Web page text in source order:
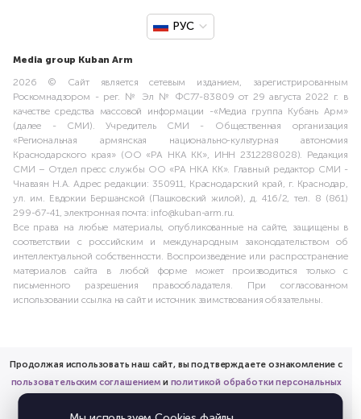
РУС
Media group Kuban Arm
2026 © Сайт является сетевым изданием, зарегистрированным
Роскомнадзором - рег. № Эл № ФС77-83809 от 29 августа 2022 г. в
качестве средства массовой информации -«Медиа группа Кубань Арм»
(далее - СМИ). Учредитель СМИ - Общественная организация
«Региональная армянская национально-культурная автономия
Краснодарского края» (ОО «РА НКА КК», ИНН 2312288028). Редакция
СМИ – Отдел пресс службы ОО «РА НКА КК». Главный редактор СМИ -
Чнаваян Н.А. Адрес редакции: 350911, Краснодарский край, г. Краснодар,
ул. им. Евдокии Бершанской (Пашковский жилой), д. 416/2, тел. 8 (861)
299-67-41, электронная почта: info@kuban-arm.ru.
Все права на любые материалы, опубликованные на сайте, защищены в
соответствии с российским и международным законодательством об
интеллектуальной собственности. Воспроизведение или распространение
материалов сайта в любой форме может производиться только с
письменного разрешения правообладателя. При согласованном
использовании ссылка на сайт и источник заимствования обязательны.
Продолжая использовать наш сайт, вы подтверждаете ознакомление с
пользовательским соглашением и политикой обработки персональных